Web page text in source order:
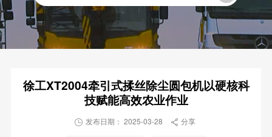
徐工XT2004牵引式揉丝除尘圆包机以硬核科
技赋能高效农业作业
 发布日期： 2025-03-28  分享